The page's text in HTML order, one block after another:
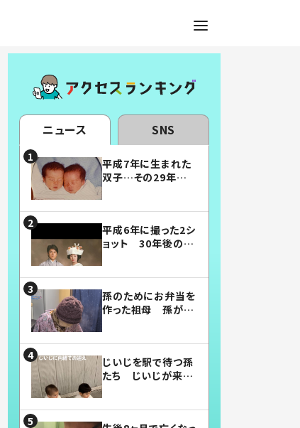
ニュース SNS
平成7年に生まれた
双子…その29年後
平成6年に撮った2シ
ョット 30年後の姿
孫のためにお弁当を
作った祖母 孫が絶
じいじを駅で待つ孫
たち じいじが来た